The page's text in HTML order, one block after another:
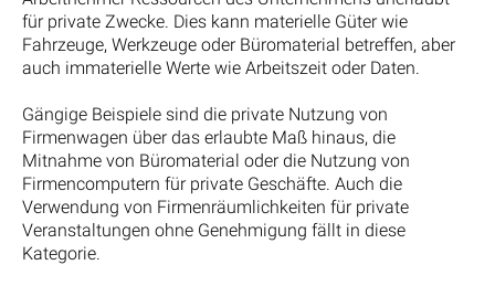
für private Zwecke. Dies kann materielle Güter wie
Fahrzeuge, Werkzeuge oder Büromaterial betreffen, aber
auch immaterielle Werte wie Arbeitszeit oder Daten.
Gängige Beispiele sind die private Nutzung von
Firmenwagen über das erlaubte Maß hinaus, die
Mitnahme von Büromaterial oder die Nutzung von
Firmencomputern für private Geschäfte. Auch die
Verwendung von Firmenräumlichkeiten für private
Veranstaltungen ohne Genehmigung fällt in diese
Kategorie.